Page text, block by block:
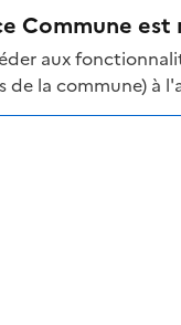
Commune
aux
de la commune) à